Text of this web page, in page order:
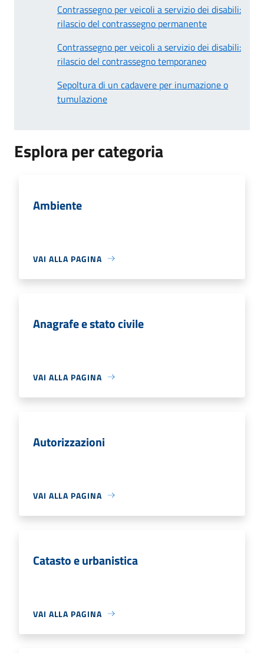
Contrassegno per veicoli a servizio dei disabili:
rilascio del contrassegno permanente
Contrassegno per veicoli a servizio dei disabili:
rilascio del contrassegno temporaneo
Sepoltura di un cadavere per inumazione o
tumulazione
Esplora per categoria
Ambiente
VAI ALLA PAGINA
Anagrafe e stato civile
VAI ALLA PAGINA
Autorizzazioni
VAI ALLA PAGINA
Catasto e urbanistica
VAI ALLA PAGINA